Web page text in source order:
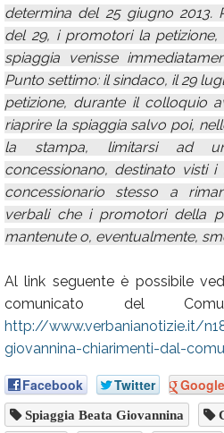
determina del 25 giugno 2013.
del 29, i promotori la
spiaggia venisse
Punto settimo: il sindaco, il 29
petizione, durante il colloquio
riaprire la spiaggia salvo poi,
la stampa, limitarsi ad
concessionano, destinato visti
concessionario stesso a
verbali che i promotori della
mantenute o, eventualmente,
Al link seguente è possibile
comunicato del
http://www.verbanianotizie.it/
giovannina-chiarimenti-dal-
Facebook Twitter
Spiaggia Beata Giovannina